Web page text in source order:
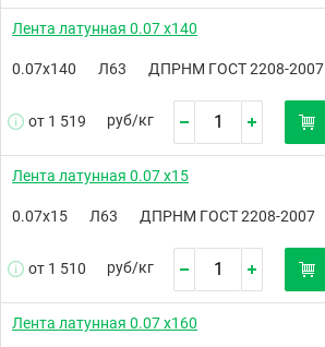
Лента латунная 0.07 х140
0.07х140 Л63 ДПРНМ ГОСТ 2208-2007
от 1 519 руб/кг
Лента латунная 0.07 х15
0.07х15 Л63 ДПРНМ ГОСТ 2208-2007
от 1 510 руб/кг
Лента латунная 0.07 х160